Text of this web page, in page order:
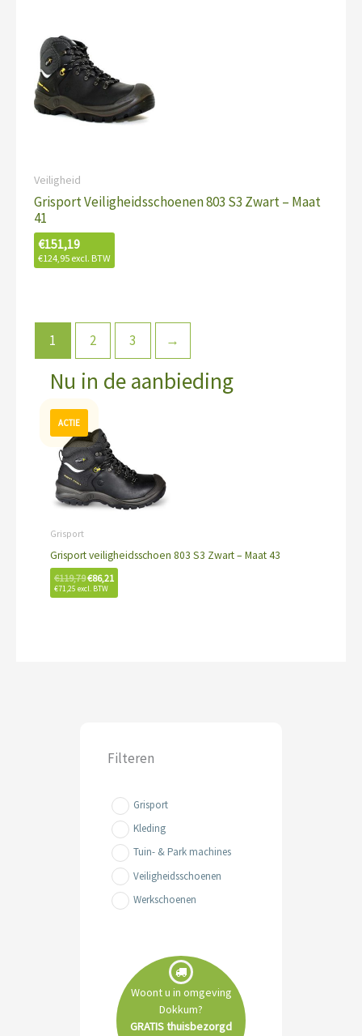
Veiligheid
Grisport Veiligheidsschoenen 803 S3 Zwart – Maat
41
€151,19
€124,95 excl. BTW
1 2 3 →
Nu in de aanbieding
Grisport
Grisport veiligheidsschoen 803 S3 Zwart – Maat 43
€119,79
Oorspronkelijke
prijs
was:
€119,79.
€86,21
€86,21.
€71,25 excl. BTW
Filteren
Grisport
Kleding
Tuin- & Park machines
Veiligheidsschoenen
Werkschoenen
Woont u in omgeving
Dokkum?
GRATIS thuisbezorgd